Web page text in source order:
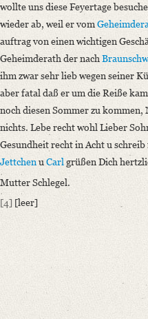
wollte uns diese Feyertage
wieder ab, weil er vom
auftrag von einen wichtigen
Geheimderath der nach
ihm zwar sehr lieb wegen seiner
aber fatal daß er um die Reiße
noch diesen Sommer zu kommen,
nichts. Lebe recht wohl Lieber
Gesundheit recht in Acht u
JettchenuCarlgrüßen Dich
Mutter Schlegel.
[4] [leer]